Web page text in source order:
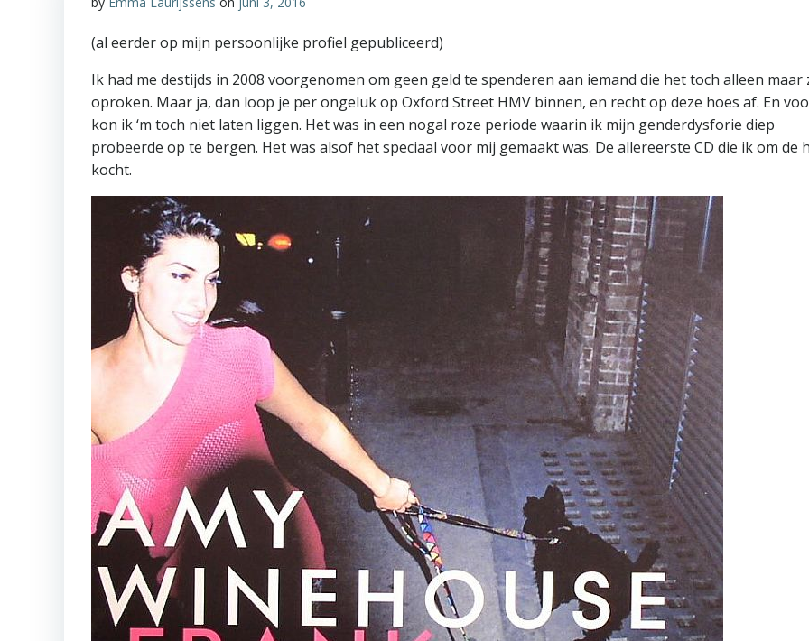
(al eerder op mijn persoonlijke profiel gepubliceerd)
Ik had me destijds in 2008 voorgenomen om geen geld te spenderen aan iemand die het toch alleen maar
oproken. Maar ja, dan loop je per ongeluk op Oxford Street HMV binnen, en recht op deze hoes af. En
kon ik ‘m toch niet laten liggen. Het was in een nogal roze periode waarin ik mijn genderdysforie diep
probeerde op te bergen. Het was alsof het speciaal voor mij gemaakt was. De allereerste CD die ik om de
kocht.